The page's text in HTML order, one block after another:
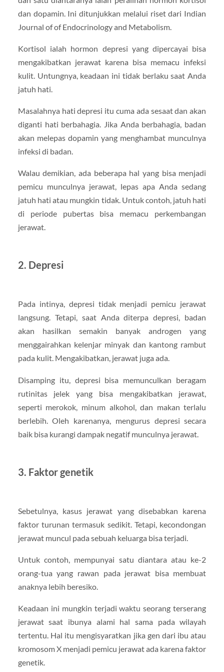
dan dopamin. Ini ditunjukkan melalui riset dari Indian
Journal of of Endocrinology and Metabolism.
Kortisol ialah hormon depresi yang dipercayai bisa
mengakibatkan jerawat karena bisa memacu infeksi
kulit. Untungnya, keadaan ini tidak berlaku saat Anda
jatuh hati.
Masalahnya hati depresi itu cuma ada sesaat dan akan
diganti hati berbahagia. Jika Anda berbahagia, badan
akan melepas dopamin yang menghambat munculnya
infeksi di badan.
Walau demikian, ada beberapa hal yang bisa menjadi
pemicu munculnya jerawat, lepas apa Anda sedang
jatuh hati atau mungkin tidak. Untuk contoh, jatuh hati
di periode pubertas bisa memacu perkembangan
jerawat.
2. Depresi
Pada intinya, depresi tidak menjadi pemicu jerawat
langsung. Tetapi, saat Anda diterpa depresi, badan
akan hasilkan semakin banyak androgen yang
menggairahkan kelenjar minyak dan kantong rambut
pada kulit. Mengakibatkan, jerawat juga ada.
Disamping itu, depresi bisa memunculkan beragam
rutinitas jelek yang bisa mengakibatkan jerawat,
seperti merokok, minum alkohol, dan makan terlalu
berlebih. Oleh karenanya, mengurus depresi secara
baik bisa kurangi dampak negatif munculnya jerawat.
3. Faktor genetik
Sebetulnya, kasus jerawat yang disebabkan karena
faktor turunan termasuk sedikit. Tetapi, kecondongan
jerawat muncul pada sebuah keluarga bisa terjadi.
Untuk contoh, mempunyai satu diantara atau ke-2
orang-tua yang rawan pada jerawat bisa membuat
anaknya lebih beresiko.
Keadaan ini mungkin terjadi waktu seorang terserang
jerawat saat ibunya alami hal sama pada wilayah
tertentu. Hal itu mengisyaratkan jika gen dari ibu atau
kromosom X menjadi pemicu jerawat ada karena faktor
genetik.